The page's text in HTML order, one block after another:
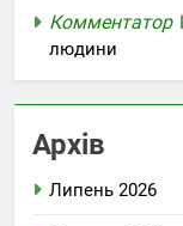
Комментатор
людини
Архів
Липень 2026